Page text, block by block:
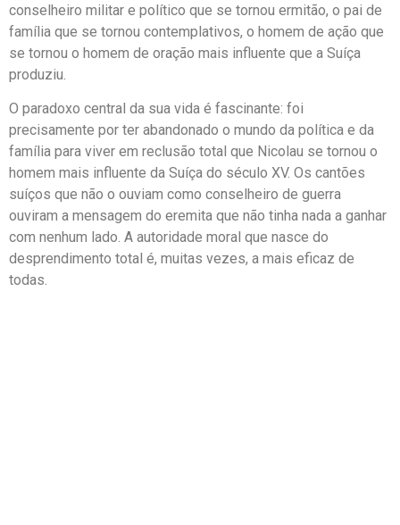
conselheiro militar e político que se tornou ermitão, o pai de
família que se tornou contemplativos, o homem de ação que
se tornou o homem de oração mais influente que a Suíça
produziu.
O paradoxo central da sua vida é fascinante: foi
precisamente por ter abandonado o mundo da política e da
família para viver em reclusão total que Nicolau se tornou o
homem mais influente da Suíça do século XV. Os cantões
suíços que não o ouviam como conselheiro de guerra
ouviram a mensagem do eremita que não tinha nada a ganhar
com nenhum lado. A autoridade moral que nasce do
desprendimento total é, muitas vezes, a mais eficaz de
todas.